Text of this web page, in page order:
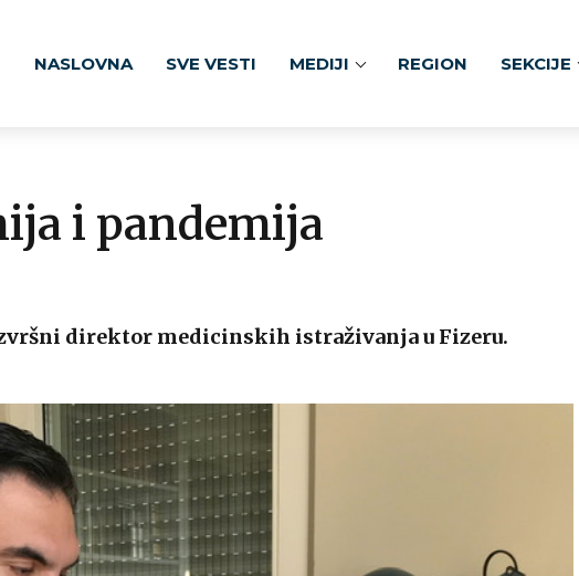
NASLOVNA SVE VESTI MEDIJI REGION SEKCIJE
i pandemija
direktor medicinskih istraživanja u Fizeru.